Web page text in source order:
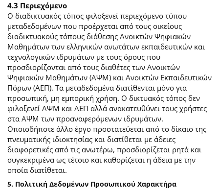
4.3 Περιεχόμενο
O διαδικτυακός τόπος φιλοξενεί περιεχόμενο τύπου
μεταδεδομένων που προέρχεται από τους οικείους
διαδικτυακούς τόπους διάθεσης Ανοικτών Ψηφιακών
Μαθημάτων των ελληνικών ανωτάτων εκπαιδευτικών και
τεχνολογικών ιδρυμάτων με τους όρους που
προσδιορίζονται από τους διαθέτες των Ανοικτών
Ψηφιακών Μαθημάτων (ΑΨΜ) και Ανοικτών Εκπαιδευτικών
Πόρων (ΑΕΠ). Τα μεταδεδομένα διατίθενται μόνο για
προσωπική, μη εμπορική χρήση. Ο δικτυακός τόπος δεν
φιλοξενεί ΑΨΜ και ΑΕΠ αλλά ανακατευθύνει τους χρήστες
στα ΑΨΜ των προαναφερόμενων ιδρυμάτων.
Οποιοδήποτε άλλο έργο προστατεύεται από το δίκαιο της
πνευματικής ιδιοκτησίας και διατίθεται με άδειες
διαφορετικές από τις ανωτέρω, προσδιορίζεται ρητά και
συγκεκριμένα ως τέτοιο και καθορίζεται η άδεια με την
οποία διατίθεται.
5. Πολιτική Δεδομένων Προσωπικού Χαρακτήρα